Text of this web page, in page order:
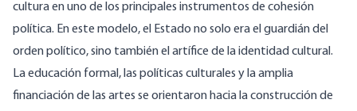
cultura en uno de los principales instrumentos de cohesión
política. En este modelo, el Estado no solo era el guardián del
orden político, sino también el artífice de la identidad cultural.
La educación formal, las políticas culturales y la amplia
financiación de las artes se orientaron hacia la construcción de